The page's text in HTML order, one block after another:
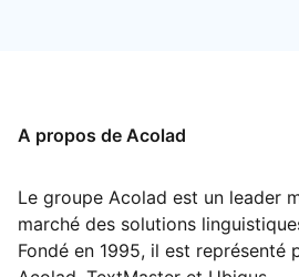
A propos de Acolad
Le groupe Acolad est un leader
marché des solutions
Fondé en 1995, il est représenté